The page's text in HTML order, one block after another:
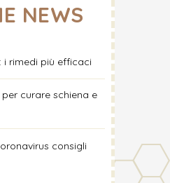
NEWS
i rimedi più efficaci
curare schiena e
consigli